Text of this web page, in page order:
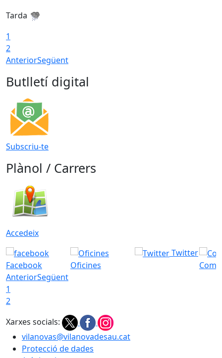
Tarda
1
2
AnteriorSegüent
Butlletí digital
Subscriu-te
Plànol / Carrers
Accedeix
Facebook Oficines
Twitter
Com
AnteriorSegüent
1
2
Xarxes socials:
vilanovas@vilanovadesau.cat
Protecció de dades